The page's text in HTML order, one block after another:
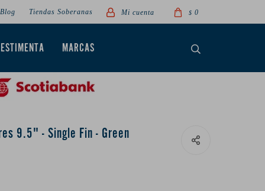
MARCAS
$ 0
Blog Tiendas Soberanas
9.5" - Single Fin - Green